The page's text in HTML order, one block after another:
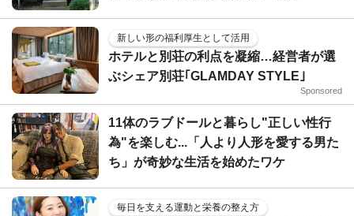
新しい形の福利厚生として活用
ホテルと別荘の利点を凝縮…経営者が選
ぶシェア別荘｢GLAMDAY STYLE｣
Sponsored
11体のラブドールと暮らし"正しい性行
為"を楽しむ...「人より人形を愛する男た
ち」が奇妙な生活を始めたワケ
毎日を支える運動と栄養の整え方